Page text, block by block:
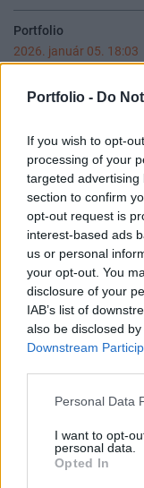
Portfolio - Do
If you wish to opt-
processing of your
targeted
section to confirm
opt-out request is
interest-based ads
us or personal
your opt-out. You
disclosure of your
IAB’s list of
also be disclosed
Downstream
Personal Data
I want to opt-
personal data.
Opted In
Portfolio
2026. január 05. 18:03
Történelmi
át a 600 pontos
Portfolio
Investment Day
keressük a választ
kérdésekre. Meddig
következő évek
kötvény-,
érdemes portfóliót
KEDVES
A keresett cikk
regisztrációhoz